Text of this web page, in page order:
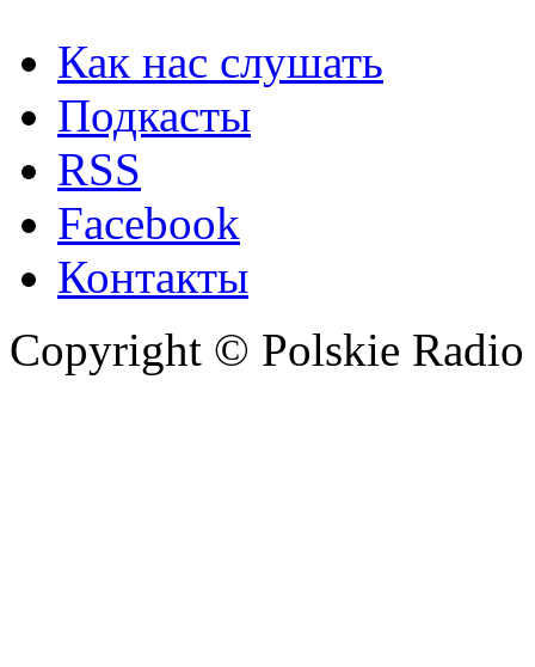
Как нас слушать
Подкасты
RSS
Facebook
Контакты
Copyright © Polskie